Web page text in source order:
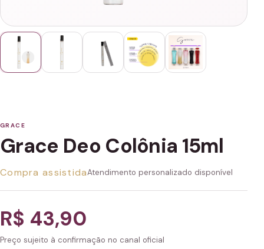
GRACE
Grace Deo Colônia 15ml
Compra assistidaAtendimento personalizado disponível
R$ 43,90
Preço sujeito à confirmação no canal oficial